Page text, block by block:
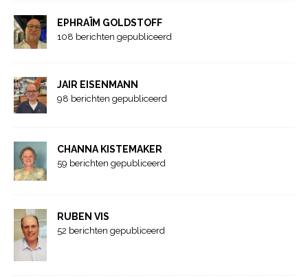
EPHRAÏM GOLDSTOFF
108 berichten gepubliceerd
JAIR EISENMANN
98 berichten gepubliceerd
CHANNA KISTEMAKER
59 berichten gepubliceerd
RUBEN VIS
52 berichten gepubliceerd